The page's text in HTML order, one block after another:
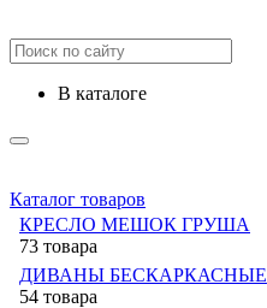
в каталоге
Каталог товаров
КРЕСЛО МЕШОК ГРУША
73 товара
ДИВАНЫ БЕСКАРКАСНЫЕ
54 товара